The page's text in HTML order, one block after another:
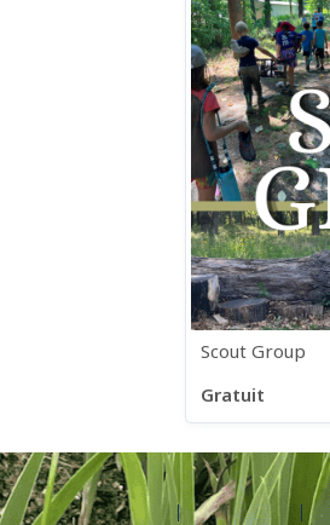
Scout Group
Gratuit
3 articles
Tous droits réservés. Centre d'aide